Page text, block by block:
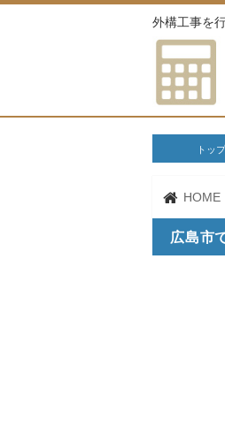
外構工事を
トッ
HOME
広島市